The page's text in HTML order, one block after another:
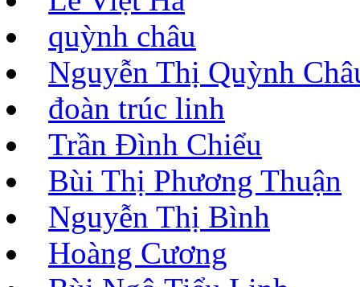
quỳnh châu
Nguyễn Thị Quỳnh
đoàn trúc linh
Trần Đình Chiểu
Bùi Thị Phương Thuận
Nguyễn Thị Bình
Hoàng Cương